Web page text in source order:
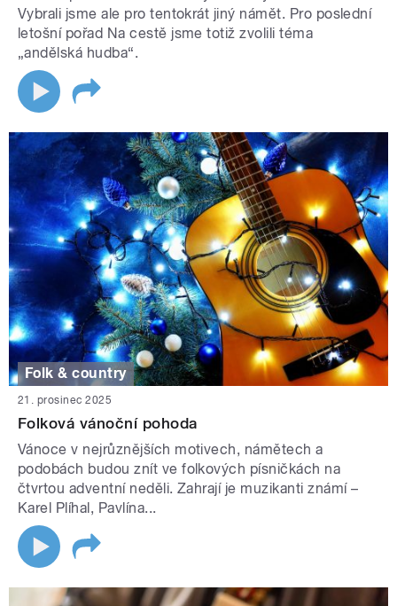
Vybrali jsme ale pro tentokrát jiný námět. Pro poslední
letošní pořad Na cestě jsme totiž zvolili téma
„andělská hudba“.
Folk & country
21. prosinec 2025
Folková vánoční pohoda
Vánoce v nejrůznějších motivech, námětech a
podobách budou znít ve folkových písničkách na
čtvrtou adventní neděli. Zahrají je muzikanti známí –
Karel Plíhal, Pavlína...